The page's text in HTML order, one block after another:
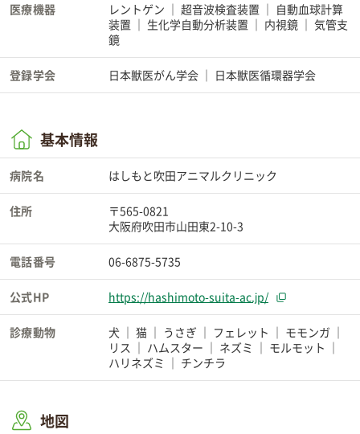
医療機器 レントゲン 超音波検査装置
自動血球計算
装置
生化学自動分析装置 内視鏡
気管支
鏡
登録学会 日本獣医がん学会 日本獣医循環器学会
基本情報
病院名 はしもと吹田アニマルクリニック
住所
〒565-0821
大阪府吹田市山田東2-10-3
電話番号 06-6875-5735
公式HP https://hashimoto-suita-ac.jp/
診療動物 犬 猫 うさぎ フェレット
モモンガ
リス
ハムスター ネズミ
モルモット
ハリネズミ
チンチラ
地図